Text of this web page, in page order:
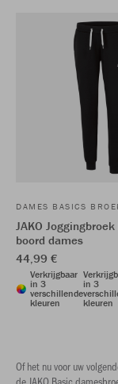
DAMES BASICS
JAKO
boord dames
44,99 €
Verkrijgbaar
in 3
verschillende
kleuren
in 3
kleuren
Of het nu voor uw